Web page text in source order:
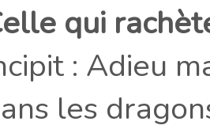
qui
: Adieu
les